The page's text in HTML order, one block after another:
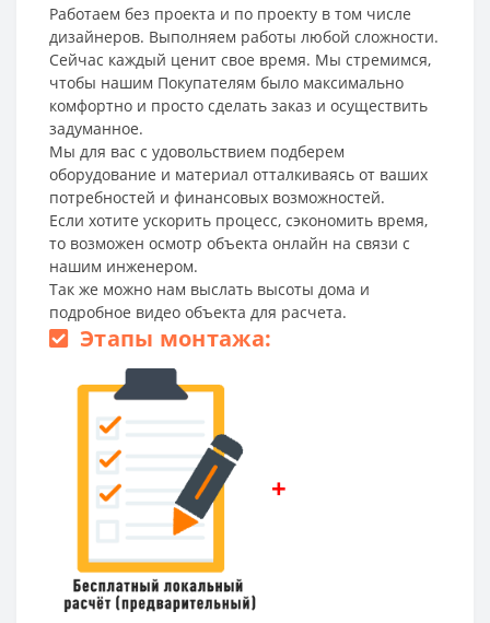
Работаем без проекта и по проекту в том числе
дизайнеров. Выполняем работы любой сложности.
Сейчас каждый ценит свое время. Мы стремимся,
чтобы нашим Покупателям было максимально
комфортно и просто сделать заказ и осуществить
задуманное.
Мы для вас с удовольствием подберем
оборудование и материал отталкиваясь от ваших
потребностей и финансовых возможностей.
Если хотите ускорить процесс, сэкономить время,
то возможен осмотр объекта онлайн на связи с
нашим инженером.
Так же можно нам выслать высоты дома и
подробное видео объекта для расчета.
Этапы монтажа:
+